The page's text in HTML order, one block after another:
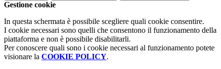
Gestione cookie
In questa schermata è possibile scegliere quali cookie consentire.
I cookie necessari sono quelli che consentono il funzionamento della
piattaforma e non è possibile disabilitarli.
Per conoscere quali sono i cookie necessari al funzionamento potete
visionare la COOKIE POLICY.